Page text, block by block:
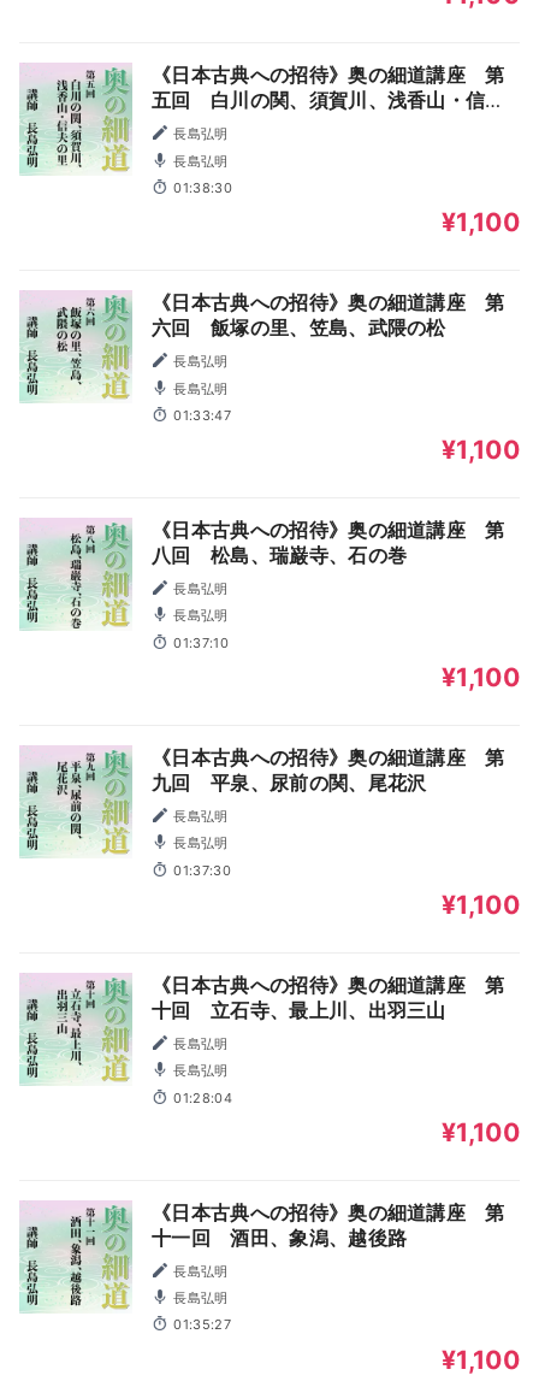
《日本古典への招待》奥の細道講座 第
五回 白川の関、須賀川、浅香山・信夫
の里長島弘明
長島弘明
01:38:30
¥1,100
《日本古典への招待》奥の細道講座 第
六回 飯塚の里、笠島、武隈の松
長島弘明
長島弘明
01:33:47
¥1,100
《日本古典への招待》奥の細道講座 第
八回 松島、瑞巌寺、石の巻
長島弘明
長島弘明
01:37:10
¥1,100
《日本古典への招待》奥の細道講座 第
九回 平泉、尿前の関、尾花沢
長島弘明
長島弘明
01:37:30
¥1,100
《日本古典への招待》奥の細道講座 第
十回 立石寺、最上川、出羽三山
長島弘明
長島弘明
01:28:04
¥1,100
《日本古典への招待》奥の細道講座 第
十一回 酒田、象潟、越後路
長島弘明
長島弘明
01:35:27
¥1,100